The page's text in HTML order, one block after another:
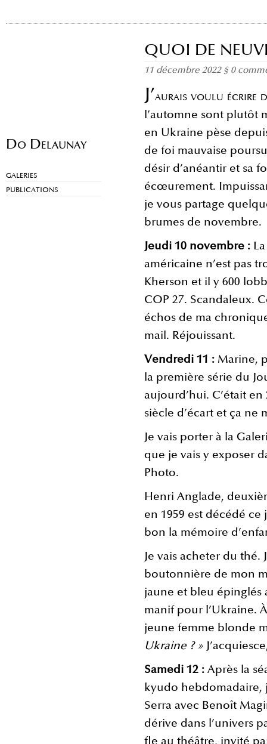
Do Delaunay
GALERIES
PUBLICATIONS
QUOI DE
11 décembre 2022 § 0
J’aurais voulu écrire
l’automne sont plutôt
en Ukraine pèse
de foi mauvaise
désir d’anéantir et sa
écœurement.
je vous partage
brumes de novembre.
Jeudi 10 novembre :
américaine n’est pas
Kherson et il y 600
COP 27. Scandaleux.
échos de ma
mail. Réjouissant.
Vendredi 11 : Marine,
la première série du
aujourd’hui. C’était
siècle d’écart et ça
Je vais porter à la
que je vais y exposer
Photo.
Henri Anglade,
en 1959 est décédé
bon la mémoire
Je vais acheter du thé.
boutonnière de mon
jaune et bleu épinglés
manif pour l’Ukraine.
jeune femme blonde
Ukraine ? »
Samedi 12 : Après la
kyudo hebdomadaire,
Serra avec Benoît
dérive dans l’univers
fle au théâtre, invité